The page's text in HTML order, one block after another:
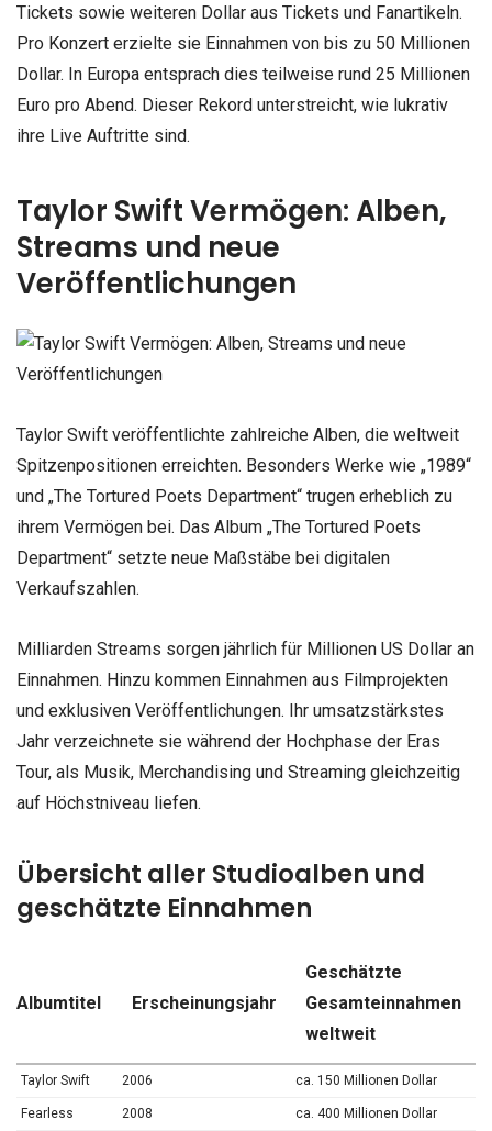
Tickets sowie weiteren Dollar aus Tickets und Fanartikeln.
Pro Konzert erzielte sie Einnahmen von bis zu 50 Millionen
Dollar. In Europa entsprach dies teilweise rund 25 Millionen
Euro pro Abend. Dieser Rekord unterstreicht, wie lukrativ
ihre Live Auftritte sind.
Taylor Swift Vermögen: Alben,
Streams und neue
Veröffentlichungen
Taylor Swift veröffentlichte zahlreiche Alben, die weltweit
Spitzenpositionen erreichten. Besonders Werke wie „1989“
und „The Tortured Poets Department“ trugen erheblich zu
ihrem Vermögen bei. Das Album „The Tortured Poets
Department“ setzte neue Maßstäbe bei digitalen
Verkaufszahlen.
Milliarden Streams sorgen jährlich für Millionen US Dollar an
Einnahmen. Hinzu kommen Einnahmen aus Filmprojekten
und exklusiven Veröffentlichungen. Ihr umsatzstärkstes
Jahr verzeichnete sie während der Hochphase der Eras
Tour, als Musik, Merchandising und Streaming gleichzeitig
auf Höchstniveau liefen.
Übersicht aller Studioalben und
geschätzte Einnahmen
Albumtitel Erscheinungsjahr
Geschätzte
Gesamteinnahmen
weltweit
Taylor Swift 2006 ca. 150 Millionen Dollar
Fearless 2008 ca. 400 Millionen Dollar